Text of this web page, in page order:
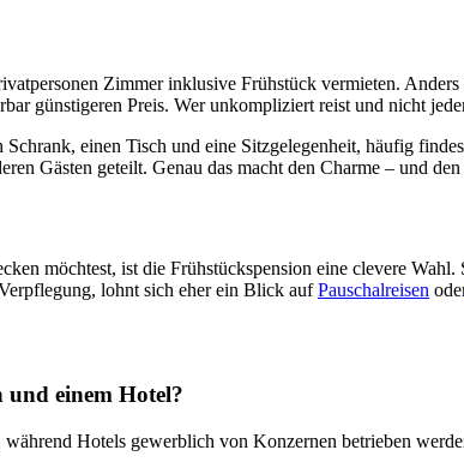
Zimmer inklusive Frühstück vermieten. Anders
günstigeren Preis. Wer unkompliziert reist und nicht
einen Tisch und eine Sitzgelegenheit, häufig
Gästen geteilt. Genau das macht den Charme – und
möchtest, ist die Frühstückspension eine clevere
lohnt sich eher ein Blick aufPauschalreisen
und einem Hotel?
Hotels gewerblich von Konzernen betrieben